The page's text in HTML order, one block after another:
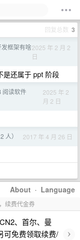
回复总数 3
框架有啥2025 年 2 月 2
日
是还属于 ppt 阶段
阅读软件
2025 年 2
月 2 日
人） 2017 年 4 月 26 日
About · Language
续费代金券
、首尔、曼
可免费领取续费/
›